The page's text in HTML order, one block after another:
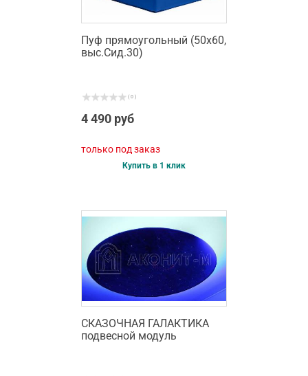
Пуф прямоугольный (50х60,
выс.Сид.30)
( 0 )
4 490 руб
только под заказ
Купить в 1 клик
СКАЗОЧНАЯ ГАЛАКТИКА
подвесной модуль